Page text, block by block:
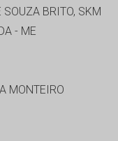
SOUZA BRITO, SKM
- ME
MONTEIRO